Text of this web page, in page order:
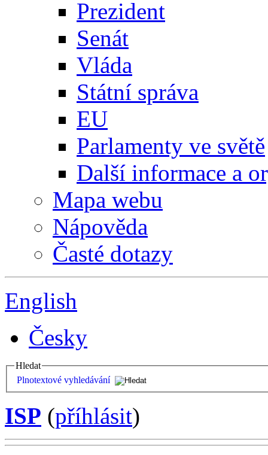
Prezident
Senát
Vláda
Státní správa
EU
Parlamenty ve světě
Další informace a
Mapa webu
Nápověda
Časté dotazy
English
Česky
Hledat
Plnotextové vyhledávání
ISP (příhlásit)